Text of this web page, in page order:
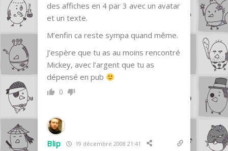
des affiches en 4 par 3 avec un avatar
et un texte.
M’enfin ca reste sympa quand même.
J’espère que tu as au moins rencontré
Mickey, avec l’argent que tu as
dépensé en pub
0
Blip 19 décembre 2008 21:41